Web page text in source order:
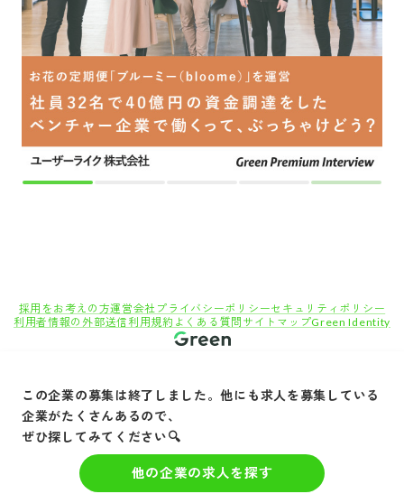
この企業の募集は終了しました。他にも求人を募集している
企業がたくさんあるので、
ぜひ探してみてください🔍
他の企業の求人を探す
Copyright© Atrae, Inc. All Right Reserved.
転職サイトGreen 営業職の求人 代理店営業・パートナーセールスの
toB営業（タイアップ広告事業経験者）